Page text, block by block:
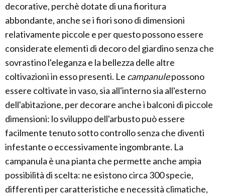
decorative, perchè dotate di una fioritura
abbondante, anche se i fiori sono di dimensioni
relativamente piccole e per questo possono essere
considerate elementi di decoro del giardino senza che
sovrastino l'eleganza e la bellezza delle altre
coltivazioni in esso presenti. Le campanulepossono
essere coltivate in vaso, sia all'interno sia all'esterno
dell'abitazione, per decorare anche i balconi di piccole
dimensioni: lo sviluppo dell'arbusto può essere
facilmente tenuto sotto controllo senza che diventi
infestante o eccessivamente ingombrante. La
campanula è una pianta che permette anche ampia
possibilità di scelta: ne esistono circa 300 specie,
differenti per caratteristiche e necessità climatiche,